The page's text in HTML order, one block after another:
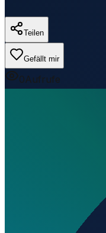
Teilen
Gefällt mir
0Aufrufe